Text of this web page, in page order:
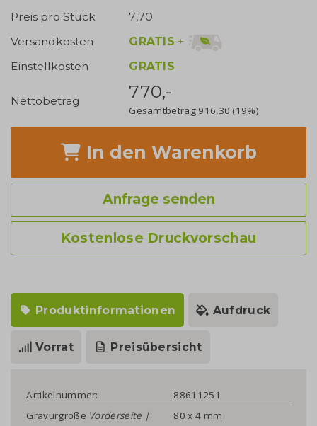
Preis pro Stück
7,70
Versandkosten
GRATIS +
Einstellkosten
GRATIS
Nettobetrag 770,-
Gesamtbetrag 916,30 (19%)
In den Warenkorb
Anfrage senden
Kostenlose Druckvorschau
Produktinformationen Aufdruck
Vorrat Preisübersicht
Artikelnummer:
88611251
Gravurgröße Vorderseite |
80 x 4 mm